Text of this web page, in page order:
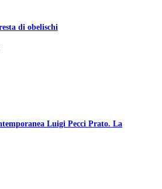
di obelischi
Luigi Pecci Prato. La